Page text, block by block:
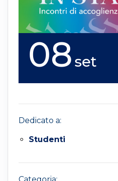
08set
Dedicato a:
Studenti